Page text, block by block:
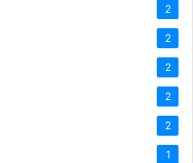
2
2
2
2
2
1